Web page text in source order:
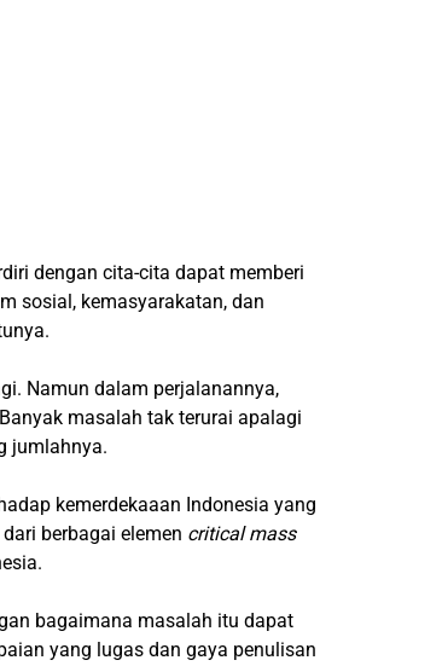
dengan cita-cita dapat memberi
sosial, kemasyarakatan, dan
Namun dalam perjalanannya,
masalah tak terurai apalagi
jumlahnya.
kemerdekaaan Indonesia yang
berbagai elemen critical mass
bagaimana masalah itu dapat
yang lugas dan gaya penulisan